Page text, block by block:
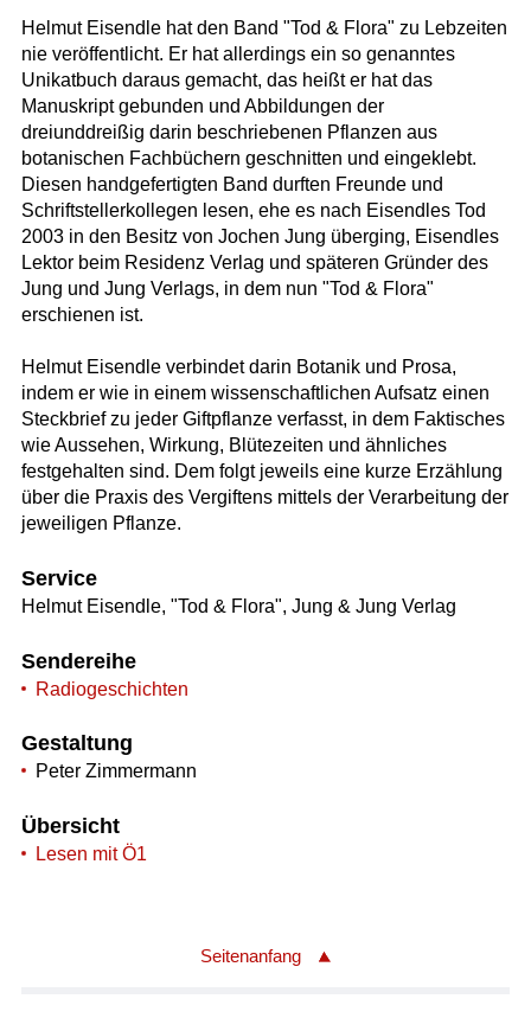
Helmut Eisendle hat den Band "Tod & Flora" zu Lebzeiten
nie veröffentlicht. Er hat allerdings ein so genanntes
Unikatbuch daraus gemacht, das heißt er hat das
Manuskript gebunden und Abbildungen der
dreiunddreißig darin beschriebenen Pflanzen aus
botanischen Fachbüchern geschnitten und eingeklebt.
Diesen handgefertigten Band durften Freunde und
Schriftstellerkollegen lesen, ehe es nach Eisendles Tod
2003 in den Besitz von Jochen Jung überging, Eisendles
Lektor beim Residenz Verlag und späteren Gründer des
Jung und Jung Verlags, in dem nun "Tod & Flora"
erschienen ist.
Helmut Eisendle verbindet darin Botanik und Prosa,
indem er wie in einem wissenschaftlichen Aufsatz einen
Steckbrief zu jeder Giftpflanze verfasst, in dem Faktisches
wie Aussehen, Wirkung, Blütezeiten und ähnliches
festgehalten sind. Dem folgt jeweils eine kurze Erzählung
über die Praxis des Vergiftens mittels der Verarbeitung der
jeweiligen Pflanze.
Service
Helmut Eisendle, "Tod & Flora", Jung & Jung Verlag
Sendereihe
Radiogeschichten
Gestaltung
Peter Zimmermann
Übersicht
Lesen mit Ö1
Seitenanfang